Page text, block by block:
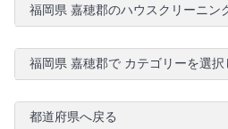
福岡県 嘉穂郡のハウスクリーニン
福岡県 嘉穂郡で カテゴリーを選択
都道府県へ戻る